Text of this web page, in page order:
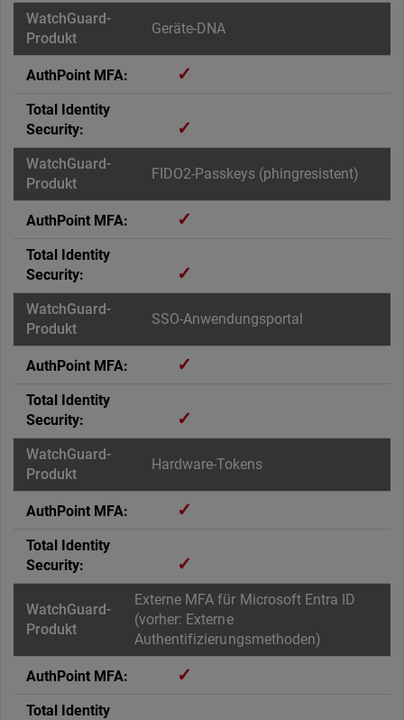
Geräte-DNA
✓
✓
FIDO2-Passkeys (phingresistent)
✓
✓
SSO-Anwendungsportal
✓
✓
Hardware-Tokens
✓
✓
Externe MFA für Microsoft Entra ID
(vorher: Externe
Authentifizierungsmethoden)
✓